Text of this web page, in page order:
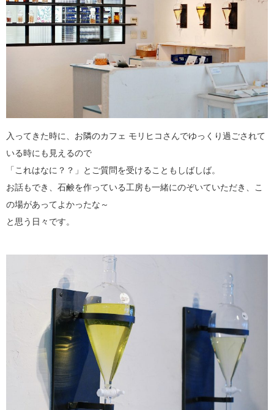
入ってきた時に、お隣のカフェ モリヒコさんでゆっくり過ごされて
いる時にも見えるので
「これはなに？？」とご質問を受けることもしばしば。
お話もでき、石鹸を作っている工房も一緒にのぞいていただき、こ
の場があってよかったな～
と思う日々です。